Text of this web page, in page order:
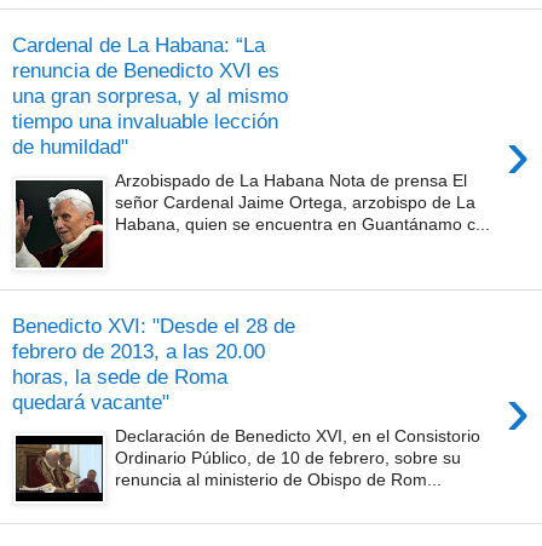
Cardenal de La Habana: “La
renuncia de Benedicto XVI es
una gran sorpresa, y al mismo
tiempo una invaluable lección
de humildad"
›
Arzobispado de La Habana Nota de prensa El
señor Cardenal Jaime Ortega, arzobispo de La
Habana, quien se encuentra en Guantánamo c...
Benedicto XVI: "Desde el 28 de
febrero de 2013, a las 20.00
horas, la sede de Roma
quedará vacante"
›
Declaración de Benedicto XVI, en el Consistorio
Ordinario Público, de 10 de febrero, sobre su
renuncia al ministerio de Obispo de Rom...